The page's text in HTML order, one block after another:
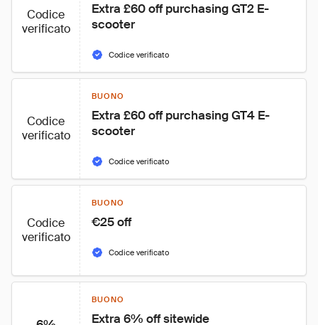
Codice
verificato
Extra £60 off purchasing GT2 E-
scooter
Codice verificato
Codice
verificato
BUONO
Extra £60 off purchasing GT4 E-
scooter
Codice verificato
Codice
verificato
BUONO
€25 off
Codice verificato
BUONO
Extra 6% off sitewide